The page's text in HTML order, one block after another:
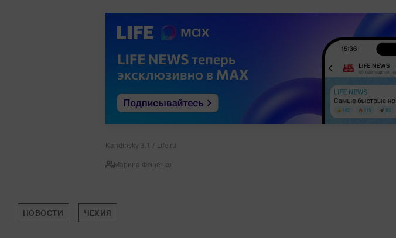
Kandinsky 3.1 / Life.ru
Марина Фещенко
НОВОСТИ ЧЕХИЯ